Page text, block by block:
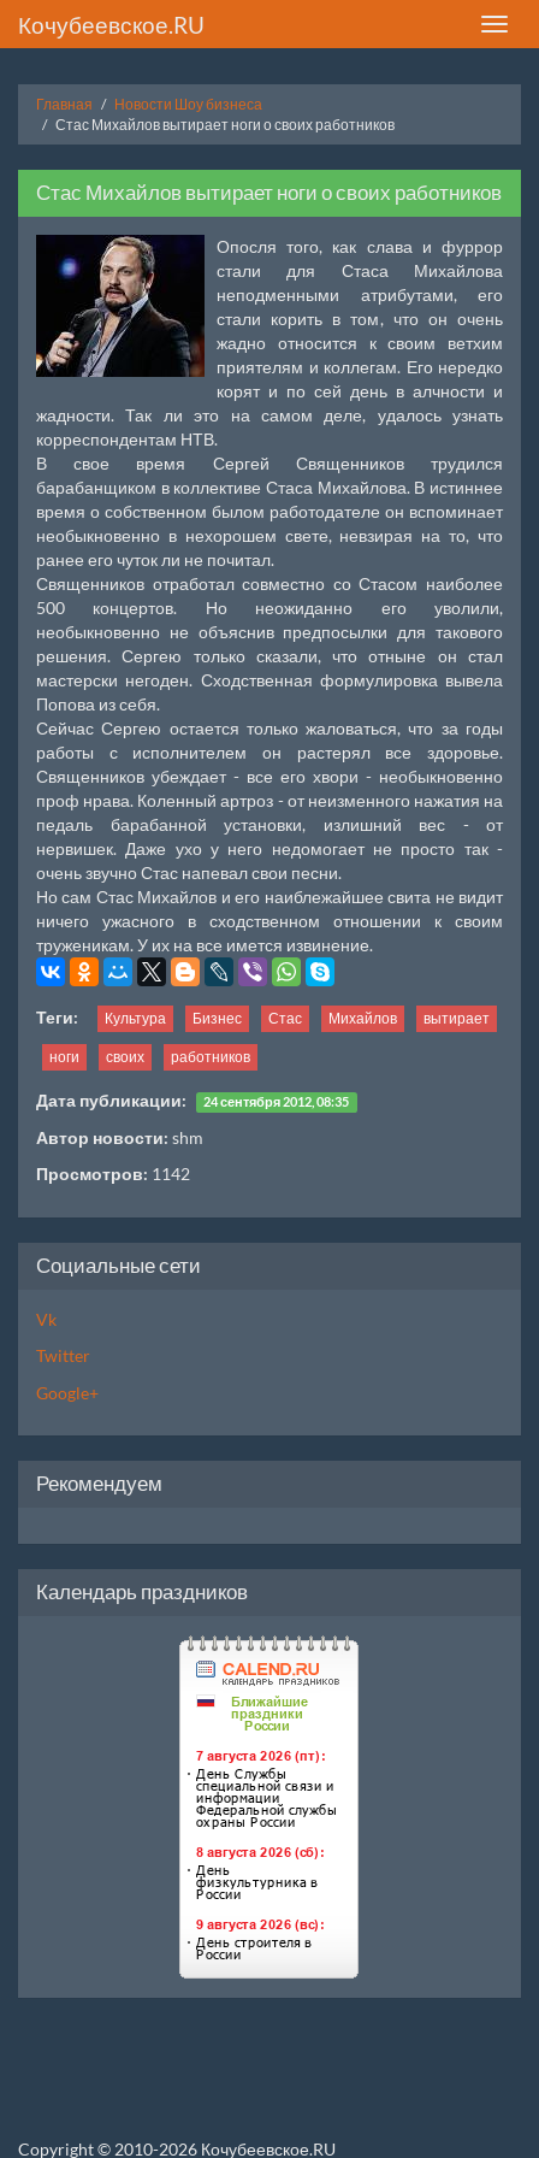
Toggle
Кочубеевское.RU
Главная
Новости Шоу бизнеса
Стас Михайлов вытирает ноги о своих работников
Стас Михайлов вытирает ноги о своих работников
Опосля того, как слава и фуррор
стали для Стаса Михайлова
неподменными атрибутами, его
стали корить в том, что он очень
жадно относится к своим ветхим
приятелям и коллегам. Его нередко
корят и по сей день в алчности и
жадности. Так ли это на самом деле, удалось узнать
корреспондентам НТВ.
В свое время Сергей Священников трудился
барабанщиком в коллективе Стаса Михайлова. В истиннее
время о собственном былом работодателе он вспоминает
необыкновенно в нехорошем свете, невзирая на то, что
ранее его чуток ли не почитал.
Священников отработал совместно со Стасом наиболее
500 концертов. Но неожиданно его уволили,
необыкновенно не объяснив предпосылки для такового
решения. Сергею только сказали, что отныне он стал
мастерски негоден. Сходственная формулировка вывела
Попова из себя.
Сейчас Сергею остается только жаловаться, что за годы
работы с исполнителем он растерял все здоровье.
Священников убеждает - все его хвори - необыкновенно
проф нрава. Коленный артроз - от неизменного нажатия на
педаль барабанной установки, излишний вес - от
нервишек. Даже ухо у него недомогает не просто так -
очень звучно Стас напевал свои песни.
Но сам Стас Михайлов и его наиблежайшее свита не видит
ничего ужасного в сходственном отношении к своим
труженикам. У их на все имется извинение.
Теги: Культура Бизнес Стас Михайлов вытирает
ноги своих работников
Дата публикации: 24 сентября 2012, 08:35
Автор новости: shm
Просмотров: 1142
Социальные сети
Vk
Twitter
Google+
Рекомендуем
Календарь праздников
Copyright © 2010-2026 Кочубеевское.RU